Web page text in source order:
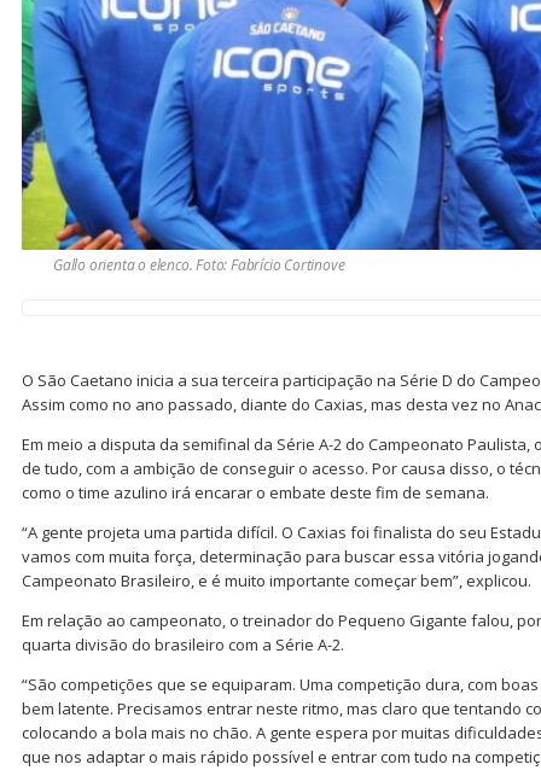
Gallo orienta o elenco. Foto: Fabrício Cortinove
O São Caetano inicia a sua terceira participação na Série D do
Assim como no ano passado, diante do Caxias, mas desta vez no
Em meio a disputa da semifinal da Série A-2 do Campeonato Paulista,
de tudo, com a ambição de conseguir o acesso. Por causa disso, o
como o time azulino irá encarar o embate deste fim de semana.
“A gente projeta uma partida difícil. O Caxias foi finalista do seu
vamos com muita força, determinação para buscar essa vitória
Campeonato Brasileiro, e é muito importante começar bem”, explicou.
Em relação ao campeonato, o treinador do Pequeno Gigante falou,
quarta divisão do brasileiro com a Série A-2.
“São competições que se equiparam. Uma competição dura, com
bem latente. Precisamos entrar neste ritmo, mas claro que tentando
colocando a bola mais no chão. A gente espera por muitas
que nos adaptar o mais rápido possível e entrar com tudo na